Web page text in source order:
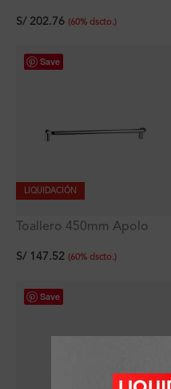
tipo Botella
S/202.76 (60% dscto.)
Save
LIQUIDACIÓN
Toallero 450mm Apolo
S/147.52 (60% dscto.)
Save